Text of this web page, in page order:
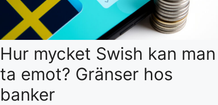
Hur mycket Swish kan man
ta emot? Gränser hos
banker